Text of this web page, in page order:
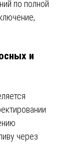
по полной
и
через